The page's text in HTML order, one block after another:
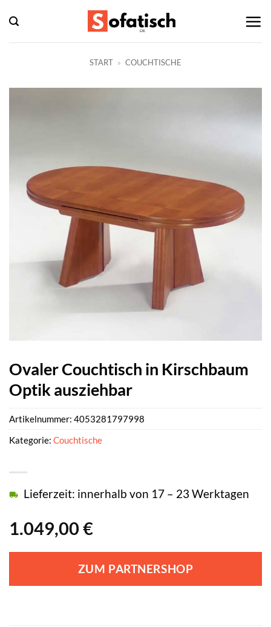
Inhalt
springen
START » COUCHTISCHE
Ovaler Couchtisch in Kirschbaum
Optik ausziehbar
1.049,00 €
Lieferzeit: innerhalb von 17 – 23 Werktagen
ZUM PARTNERSHOP
Artikelnummer: 4053281797998
Kategorie: Couchtische